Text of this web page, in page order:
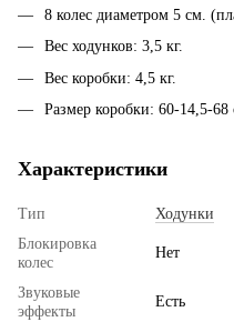
8 колес диаметром 5 см.
Вес ходунков: 3,5 кг.
Вес коробки: 4,5 кг.
Размер коробки: 60-14,5-68
Характеристики
Тип
Ходунки
Блокировка
колес
Нет
Звуковые
эффекты
Есть